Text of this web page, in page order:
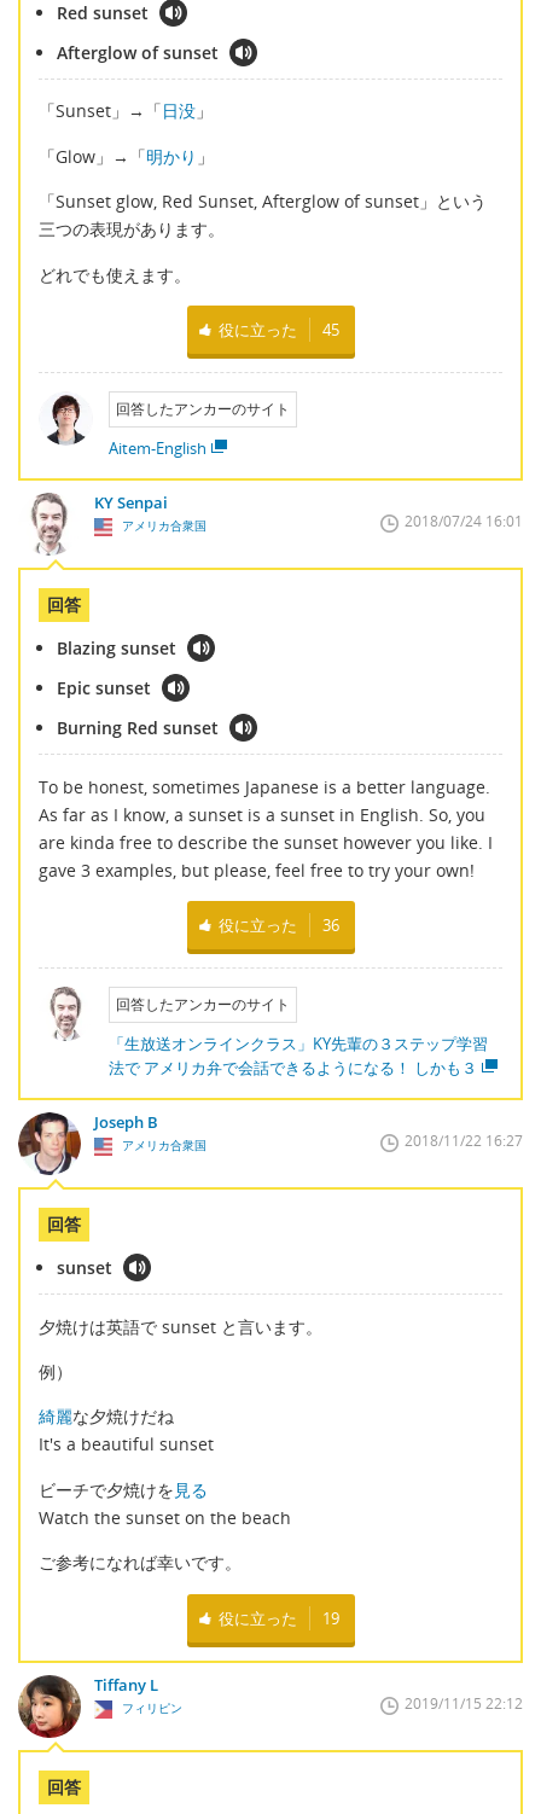
Red sunset
Afterglow of sunset
「Sunset」→「日没 」
「Glow」→「明かり 」
「Sunset glow, Red Sunset, Afterglow of sunset」という
三つの表現があります。
どれでも使えます。
役に立った 45
回答したアンカーのサイト
Aitem-English
KY Senpai
アメリカ合衆国 2018/07/24 16:01
回答
Blazing sunset
Epic sunset
Burning Red sunset
To be honest, sometimes Japanese is a better language.
As far as I know, a sunset is a sunset in English. So, you
are kinda free to describe the sunset however you like. I
gave 3 examples, but please, feel free to try your own!
役に立った 36
回答したアンカーのサイト
「生放送オンラインクラス」KY先輩の３ステップ学習
法で アメリカ弁で会話できるようになる！ しかも３
Joseph B
アメリカ合衆国 2018/11/22 16:27
回答
sunset
夕焼けは英語で sunset と言います。
例）
綺麗な夕焼けだね
It's a beautiful sunset
ビーチで夕焼けを 見る
Watch the sunset on the beach
ご参考になれば幸いです。
役に立った 19
Tiffany L
フィリピン 2019/11/15 22:12
回答